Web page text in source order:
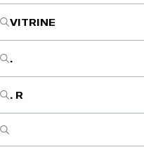
VITRINE
.
. R